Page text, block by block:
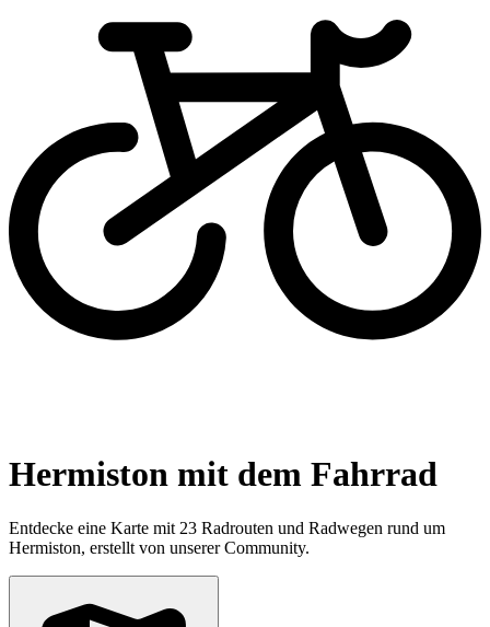
Hermiston mit dem Fahrrad
Entdecke eine Karte mit 23 Radrouten und Radwegen rund um
Hermiston, erstellt von unserer Community.